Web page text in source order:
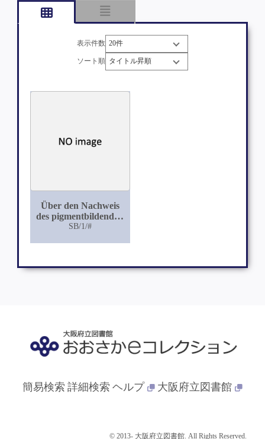
表示件数
ソート順
Über den Nachweis
des pigmentbildenden
Oxydationsfermentes
SB/1/#
簡易検索 詳細検索 ヘルプ 大阪府立図書館
© 2013- 大阪府立図書館. All Rights Reserved.